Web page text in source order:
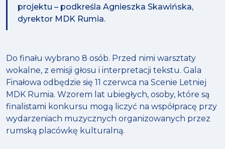
projektu – podkreśla Agnieszka Skawińska,
dyrektor MDK Rumia.
Do finału wybrano 8 osób. Przed nimi warsztaty
wokalne, z emisji głosu i interpretacji tekstu. Gala
Finałowa odbędzie się 11 czerwca na Scenie Letniej
MDK Rumia. Wzorem lat ubiegłych, osoby, które są
finalistami konkursu mogą liczyć na współpracę przy
wydarzeniach muzycznych organizowanych przez
rumską placówkę kulturalną.